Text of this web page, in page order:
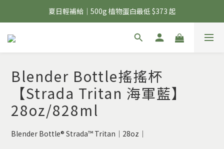
夏日輕補給｜500g 植物蛋白最低 $373 起
夏日輕補給｜500g 植物蛋白最低 $373 起
6 號彼友日｜24H 下單享 6% 購物金回饋
夏日輕補給｜500g 植物蛋白最低 $373 起
Blender Bottle搖搖杯
【Strada Tritan 海軍藍】
28oz/828ml
Blender Bottle® Strada™ Tritan｜28oz｜